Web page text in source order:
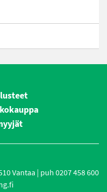
Vantaa | puh 0207 458 600